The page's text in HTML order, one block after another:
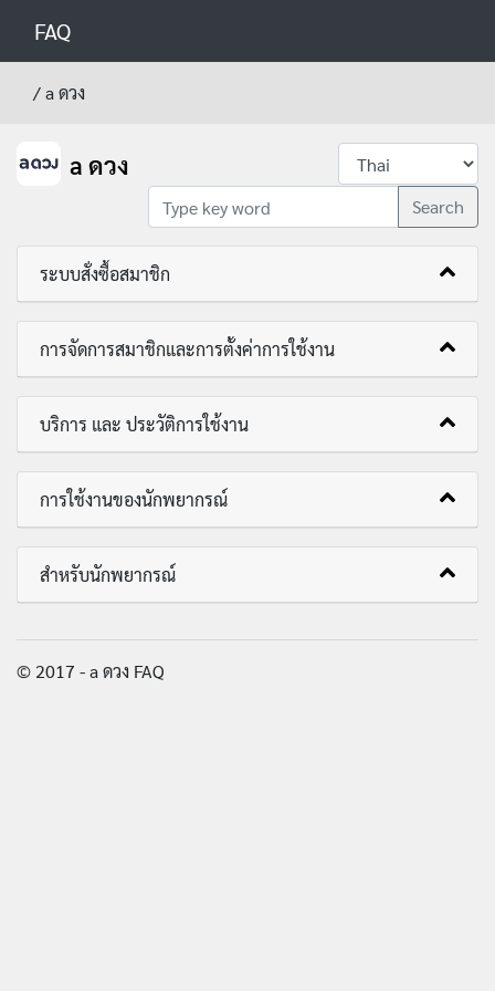
FAQ
/a ดวง
a ดวง
Search
ระบบสั่งซื้อสมาชิก
การจัดการสมาชิกและการตั้งค่าการใช้งาน
บริการ และ ประวัติการใช้งาน
การใช้งานของนักพยากรณ์
สำหรับนักพยากรณ์
© 2017 - a ดวง FAQ